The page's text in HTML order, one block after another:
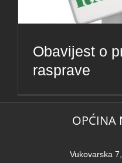
Obavijest o
rasprave
OPĆINA
Vukovarska